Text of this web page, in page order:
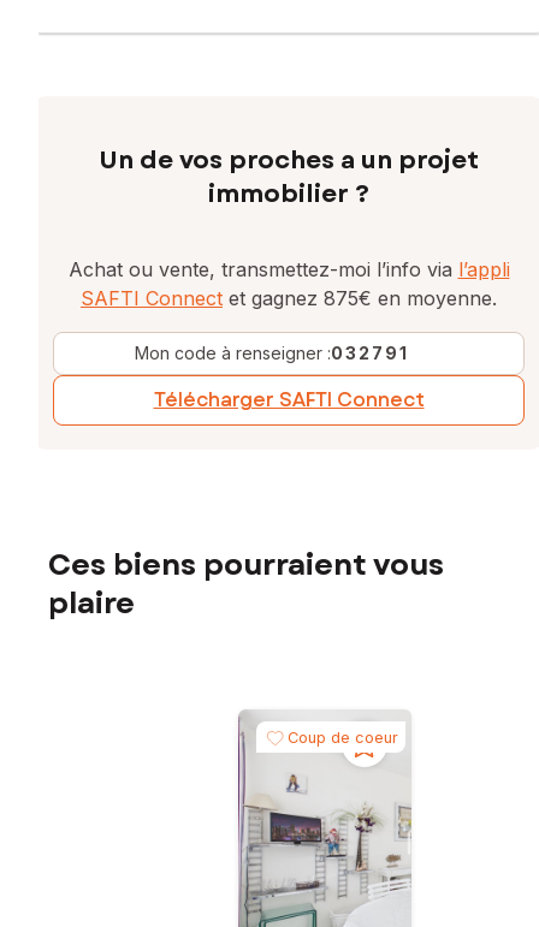
Un de vos proches a un projet
immobilier ?
Achat ou vente, transmettez-moi l’info via l’appli
SAFTI Connect et gagnez 875€ en moyenne.
Mon code à renseigner :032791
Télécharger SAFTI Connect
Ces biens pourraient vous
plaire
Coup de coeur